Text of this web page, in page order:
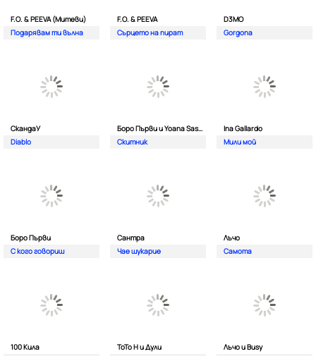
F.O. & PEEVA (Митеви)
Подарявам ти вълна
F.O. & PEEVA
Сърцето на пират
D3MO
Gorgona
СкандаУ
Diablo
Боро Първи и Yoana Sashova
Скитник
Ina Gallardo
Мили мой
Боро Първи
С кого говориш
Сантра
Чае шукарие
Лъчо
Самота
100 Кила ToTo H и Дули Лъчо и Busy